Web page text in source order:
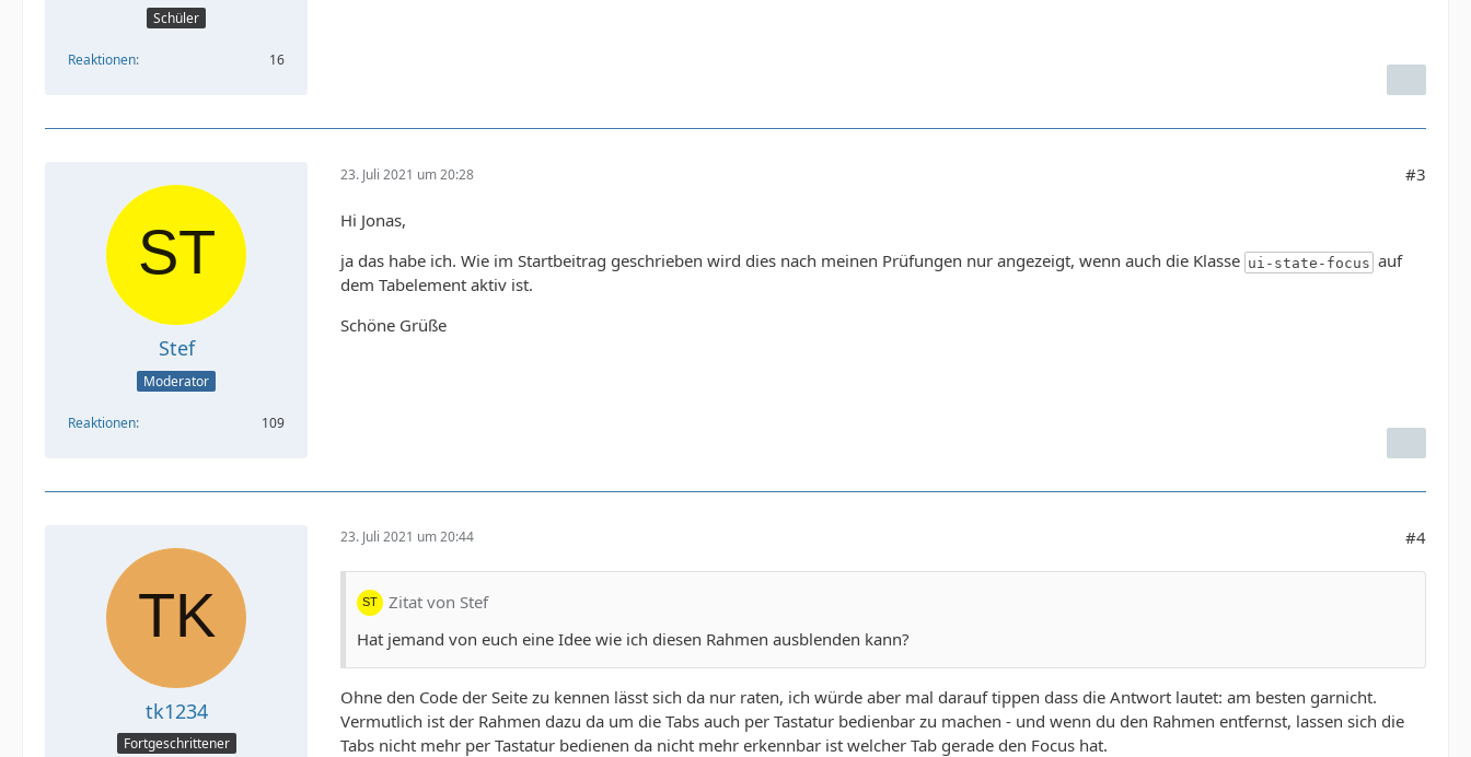
Schüler
Reaktionen 16
Stef
Moderator
Reaktionen 109
23. Juli 2021 um 20:28 #3
Hi Jonas,
ja das habe ich. Wie im Startbeitrag geschrieben wird dies nach meinen Prüfungen nur angezeigt, wenn auch die Klasse ui-state-focus auf
dem Tabelement aktiv ist.
Schöne Grüße
tk1234
Fortgeschrittener
23. Juli 2021 um 20:44 #4
Zitat von Stef
Hat jemand von euch eine Idee wie ich diesen Rahmen ausblenden kann?
Ohne den Code der Seite zu kennen lässt sich da nur raten, ich würde aber mal darauf tippen dass die Antwort lautet: am besten garnicht.
Vermutlich ist der Rahmen dazu da um die Tabs auch per Tastatur bedienbar zu machen - und wenn du den Rahmen entfernst, lassen sich die
Tabs nicht mehr per Tastatur bedienen da nicht mehr erkennbar ist welcher Tab gerade den Focus hat.